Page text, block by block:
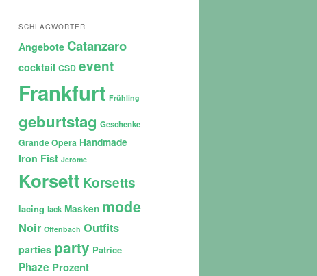
SCHLAGWÖRTER
Angebote Catanzaro
cocktail CSD event
Frankfurt Frühling
geburtstag Geschenke
Grande Opera Handmade
Iron Fist Jerome
Korsett Korsetts
lacing lack Masken mode
Noir Offenbach Outfits
parties party Patrice
Phaze Prozent